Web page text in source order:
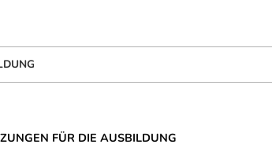
FÜR DIE AUSBILDUNG